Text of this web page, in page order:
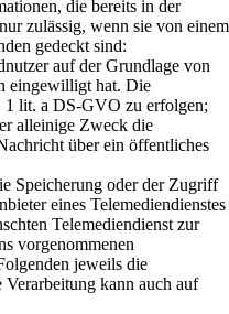
die bereits in der
zulässig, wenn sie von einem
gedeckt sind:
auf der Grundlage von
eingewilligt hat. Die
lit. a DS-GVO zu erfolgen;
alleinige Zweck die
über ein öffentliches
Speicherung oder der Zugriff
eines Telemediendienstes
Telemediendienst zur
vorgenommenen
jeweils die
Verarbeitung kann auch auf